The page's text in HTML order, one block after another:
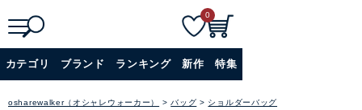
詳細検索
0
カテゴリ ブランド ランキング 新作 特集
osharewalker（オシャレウォーカー） バッグ ショルダーバッグ